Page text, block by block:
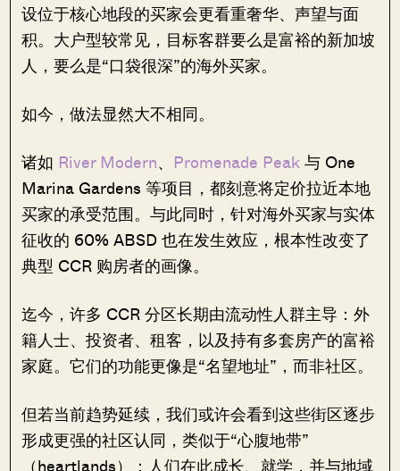
设位于核心地段的买家会更看重奢华、声望与面
积。大户型较常见，目标客群要么是富裕的新加坡
人，要么是“口袋很深”的海外买家。
如今，做法显然大不相同。
诸如 River Modern、 Promenade Peak与 One
Marina Gardens 等项目，都刻意将定价拉近本地
买家的承受范围。与此同时，针对海外买家与实体
征收的 60% ABSD 也在发生效应，根本性改变了
典型 CCR 购房者的画像。
迄今，许多 CCR 分区长期由流动性人群主导：外
籍人士、投资者、租客，以及持有多套房产的富裕
家庭。它们的功能更像是“名望地址”，而非社区。
但若当前趋势延续，我们或许会看到这些街区逐步
形成更强的社区认同，类似于“心腹地带”
（heartlands）：人们在此成长、就学，并与地域